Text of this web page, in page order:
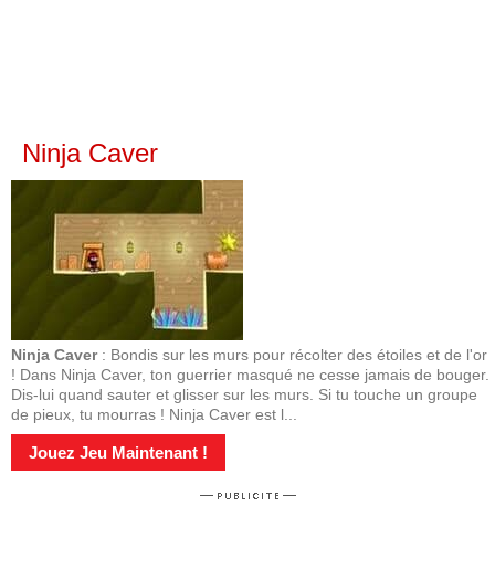
Ninja Caver
Ninja Caver: Bondis sur les murs pour récolter des étoiles et de l'or
! Dans Ninja Caver, ton guerrier masqué ne cesse jamais de bouger.
Dis-lui quand sauter et glisser sur les murs. Si tu touche un groupe
de pieux, tu mourras ! Ninja Caver est l...
Jouez Jeu Maintenant !